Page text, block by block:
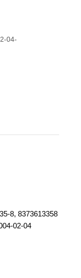
04-
8, 8373613358
02-04